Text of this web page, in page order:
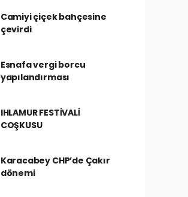
Camiyi çiçek bahçesine
çevirdi
Esnafa vergi borcu
yapılandırması
IHLAMUR FESTİVALİ
COŞKUSU
Karacabey CHP’de Çakır
dönemi